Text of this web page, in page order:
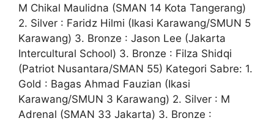
M Chikal Maulidna (SMAN 14 Kota Tangerang)
2. Silver : Faridz Hilmi (Ikasi Karawang/SMUN 5
Karawang) 3. Bronze : Jason Lee (Jakarta
Intercultural School) 3. Bronze : Filza Shidqi
(Patriot Nusantara/SMAN 55) Kategori Sabre: 1.
Gold : Bagas Ahmad Fauzian (Ikasi
Karawang/SMUN 3 Karawang) 2. Silver : M
Adrenal (SMAN 33 Jakarta) 3. Bronze :